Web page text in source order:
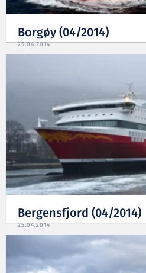
Borgøy (04/2014)
25.04.2014
Bergensfjord (04/2014)
25.04.2014